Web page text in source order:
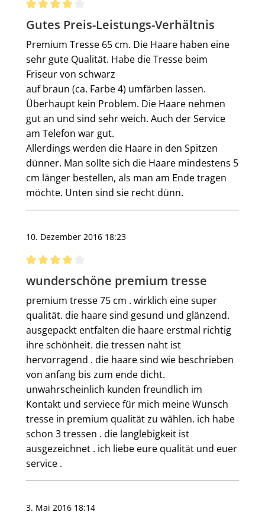
Bewertung mit 4 von 5 Sternen
Gutes Preis-Leistungs-Verhältnis
Premium Tresse 65 cm. Die Haare haben eine
sehr gute Qualität. Habe die Tresse beim
Friseur von schwarz
auf braun (ca. Farbe 4) umfärben lassen.
Überhaupt kein Problem. Die Haare nehmen
gut an und sind sehr weich. Auch der Service
am Telefon war gut.
Allerdings werden die Haare in den Spitzen
dünner. Man sollte sich die Haare mindestens 5
cm länger bestellen, als man am Ende tragen
möchte. Unten sind sie recht dünn.
10. Dezember 2016 18:23
Bewertung mit 4 von 5 Sternen
wunderschöne premium tresse
premium tresse 75 cm . wirklich eine super
qualität. die haare sind gesund und glänzend.
ausgepackt entfalten die haare erstmal richtig
ihre schönheit. die tressen naht ist
hervorragend . die haare sind wie beschrieben
von anfang bis zum ende dicht.
unwahrscheinlich kunden freundlich im
Kontakt und serviece für mich meine Wunsch
tresse in premium qualität zu wählen. ich habe
schon 3 tressen . die langlebigkeit ist
ausgezeichnet . ich liebe eure qualität und euer
service .
3. Mai 2016 18:14